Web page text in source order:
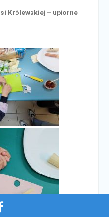
Królewskiej – upiorne